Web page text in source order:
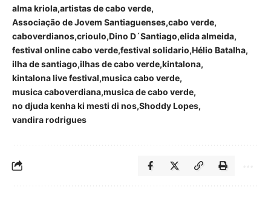
alma kriola artistas de cabo verde
Associação de Jovem Santiaguenses cabo verde
caboverdianos crioulo Dino D´Santiago elida almeida
festival online cabo verde festival solidario Hélio Batalha
ilha de santiago ilhas de cabo verde kintalona
kintalona live festival musica cabo verde
musica caboverdiana musica de cabo verde
no djuda kenha ki mesti di nos Shoddy Lopes
vandira rodrigues